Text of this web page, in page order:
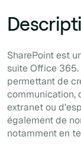
SharePoint est
suite Office
permettant de
communication,
extranet ou
également de
notamment en